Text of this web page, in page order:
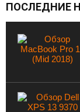
ПОСЛЕДНИЕ